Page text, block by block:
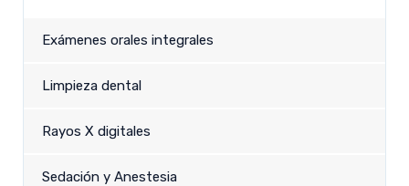
Exámenes orales integrales
Limpieza dental
Rayos X digitales
Sedación y Anestesia